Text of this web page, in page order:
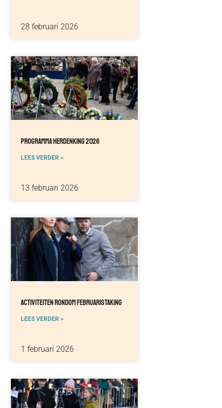
28 februari 2026
Programma Herdenking 2026
LEES VERDER >
13 februari 2026
Activiteiten Rondom Februaristaking
LEES VERDER >
1 februari 2026